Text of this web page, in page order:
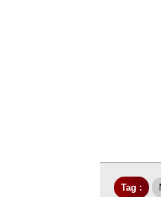
Tag :